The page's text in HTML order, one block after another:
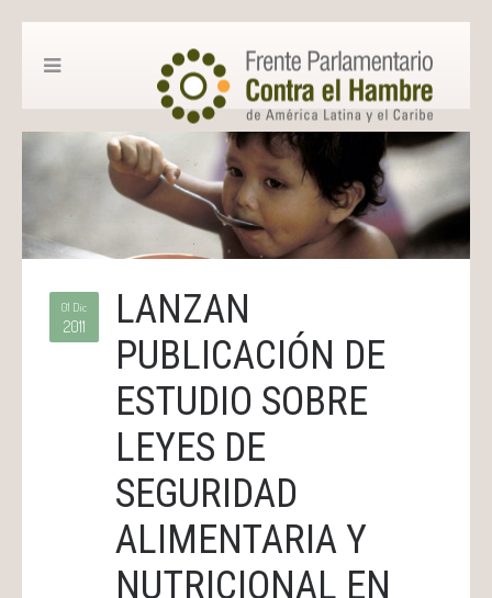
01 Dic
2011
LANZAN
PUBLICACIÓN DE
ESTUDIO SOBRE
LEYES DE
SEGURIDAD
ALIMENTARIA Y
NUTRICIONAL EN